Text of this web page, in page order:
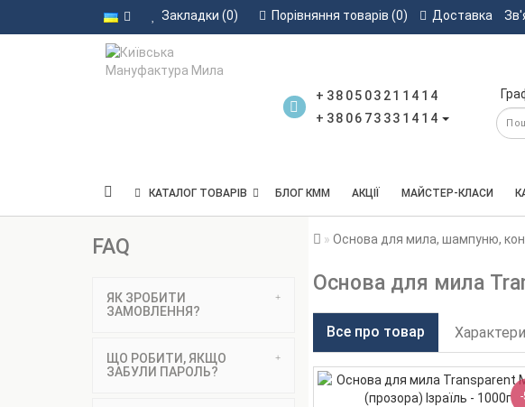
Закладки (0) Порівняння товарів (0) Доставка
+380503211414
+380673331414
КАТАЛОГ ТОВАРІВ БЛОГ КММ АКЦІЇ МАЙСТЕР-КЛАСИ
FAQ
ЯК ЗРОБИТИ
ЗАМОВЛЕННЯ?
ЩО РОБИТИ, ЯКЩО
ЗАБУЛИ ПАРОЛЬ?
Основа для мила, шампуню,
Основа для мила
Все про товар